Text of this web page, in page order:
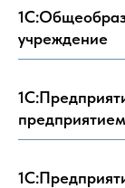
учреждение